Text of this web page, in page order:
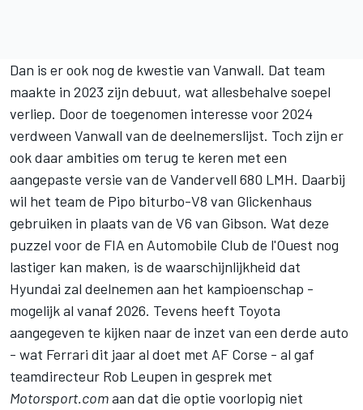
Dan is er ook nog de kwestie van Vanwall. Dat team
maakte in 2023 zijn debuut, wat allesbehalve soepel
verliep. Door de toegenomen interesse voor 2024
verdween Vanwall van de deelnemerslijst. Toch zijn er
ook daar ambities om terug te keren met een
aangepaste versie van de Vandervell 680 LMH. Daarbij
wil het team de Pipo biturbo-V8 van Glickenhaus
gebruiken in plaats van de V6 van Gibson. Wat deze
puzzel voor de FIA en Automobile Club de l'Ouest nog
lastiger kan maken, is de waarschijnlijkheid dat
Hyundai zal deelnemen aan het kampioenschap -
mogelijk al vanaf 2026. Tevens heeft Toyota
aangegeven te kijken naar de inzet van een derde auto
- wat Ferrari dit jaar al doet met AF Corse - al gaf
teamdirecteur Rob Leupen in gesprek met
Motorsport.comaan dat die optie voorlopig niet